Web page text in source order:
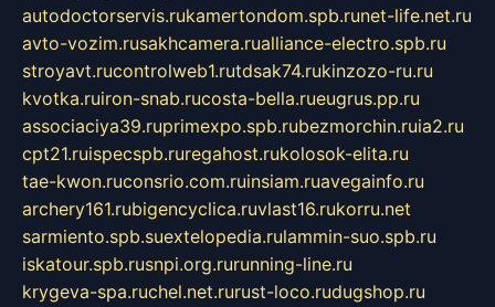
autodoctorservis.rukamertondom.spb.runet-life.net.ru
avto-vozim.rusakhcamera.rualliance-electro.spb.ru
stroyavt.rucontrolweb1.rutdsak74.rukinzozo-ru.ru
kvotka.ruiron-snab.rucosta-bella.rueugrus.pp.ru
associaciya39.ruprimexpo.spb.rubezmorchin.ruia2.ru
cpt21.ruispecspb.ruregahost.rukolosok-elita.ru
tae-kwon.ruconsrio.com.ruinsiam.ruavegainfo.ru
archery161.rubigencyclica.ruvlast16.rukorru.net
sarmiento.spb.suextelopedia.rulammin-suo.spb.ru
iskatour.spb.rusnpi.org.rurunning-line.ru
krygeva-spa.ruchel.net.rurust-loco.rudugshop.ru